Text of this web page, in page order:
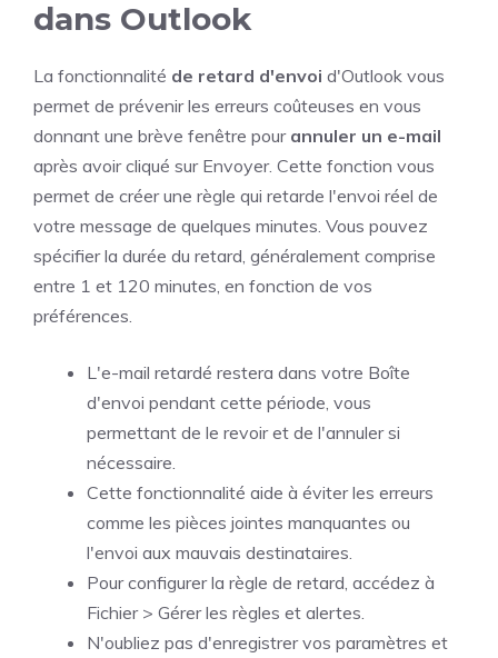
dans Outlook
La fonctionnalité de retard d'envoi d'Outlook vous
permet de prévenir les erreurs coûteuses en vous
donnant une brève fenêtre pour annuler un e-mail
après avoir cliqué sur Envoyer. Cette fonction vous
permet de créer une règle qui retarde l'envoi réel de
votre message de quelques minutes. Vous pouvez
spécifier la durée du retard, généralement comprise
entre 1 et 120 minutes, en fonction de vos
préférences.
L'e-mail retardé restera dans votre Boîte
d'envoi pendant cette période, vous
permettant de le revoir et de l'annuler si
nécessaire.
Cette fonctionnalité aide à éviter les erreurs
comme les pièces jointes manquantes ou
l'envoi aux mauvais destinataires.
Pour configurer la règle de retard, accédez à
Fichier > Gérer les règles et alertes.
N'oubliez pas d'enregistrer vos paramètres et